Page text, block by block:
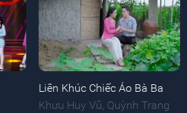
Liên Khúc Chiếc Áo Bà Ba
Khưu Huy Vũ, Quỳnh Trang